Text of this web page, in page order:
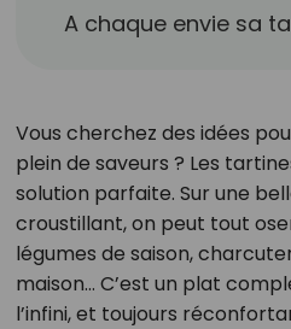
A chaque envie sa
Vous cherchez des idées
plein de saveurs ? Les
solution parfaite. Sur une
croustillant, on peut tout
légumes de saison,
maison… C’est un plat
l’infini, et toujours